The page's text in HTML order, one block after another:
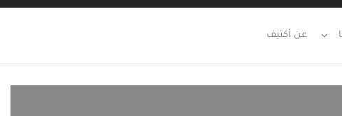
عن أكتيف